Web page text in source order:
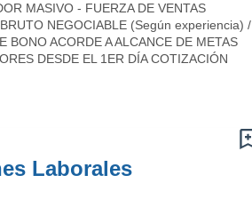
MASIVO - FUERZA DE VENTAS
NEGOCIABLE (Según experiencia) /
BONO ACORDE A ALCANCE DE METAS
DESDE EL 1ER DÍA COTIZACIÓN
Laborales